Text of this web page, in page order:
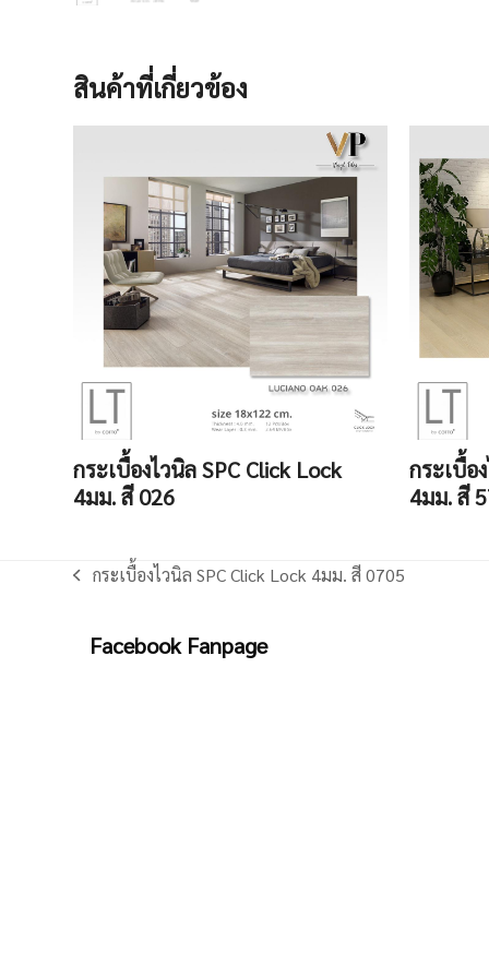
สินค้าที่เกี่ยวข้อง
กระเบื้องไวนิล SPC Click Lock
4มม. สี 026
กระเบื้อ
4มม. สี
previous
กระเบื้องไวนิล SPC Click Lock 4มม. สี 0705
Facebook Fanpage